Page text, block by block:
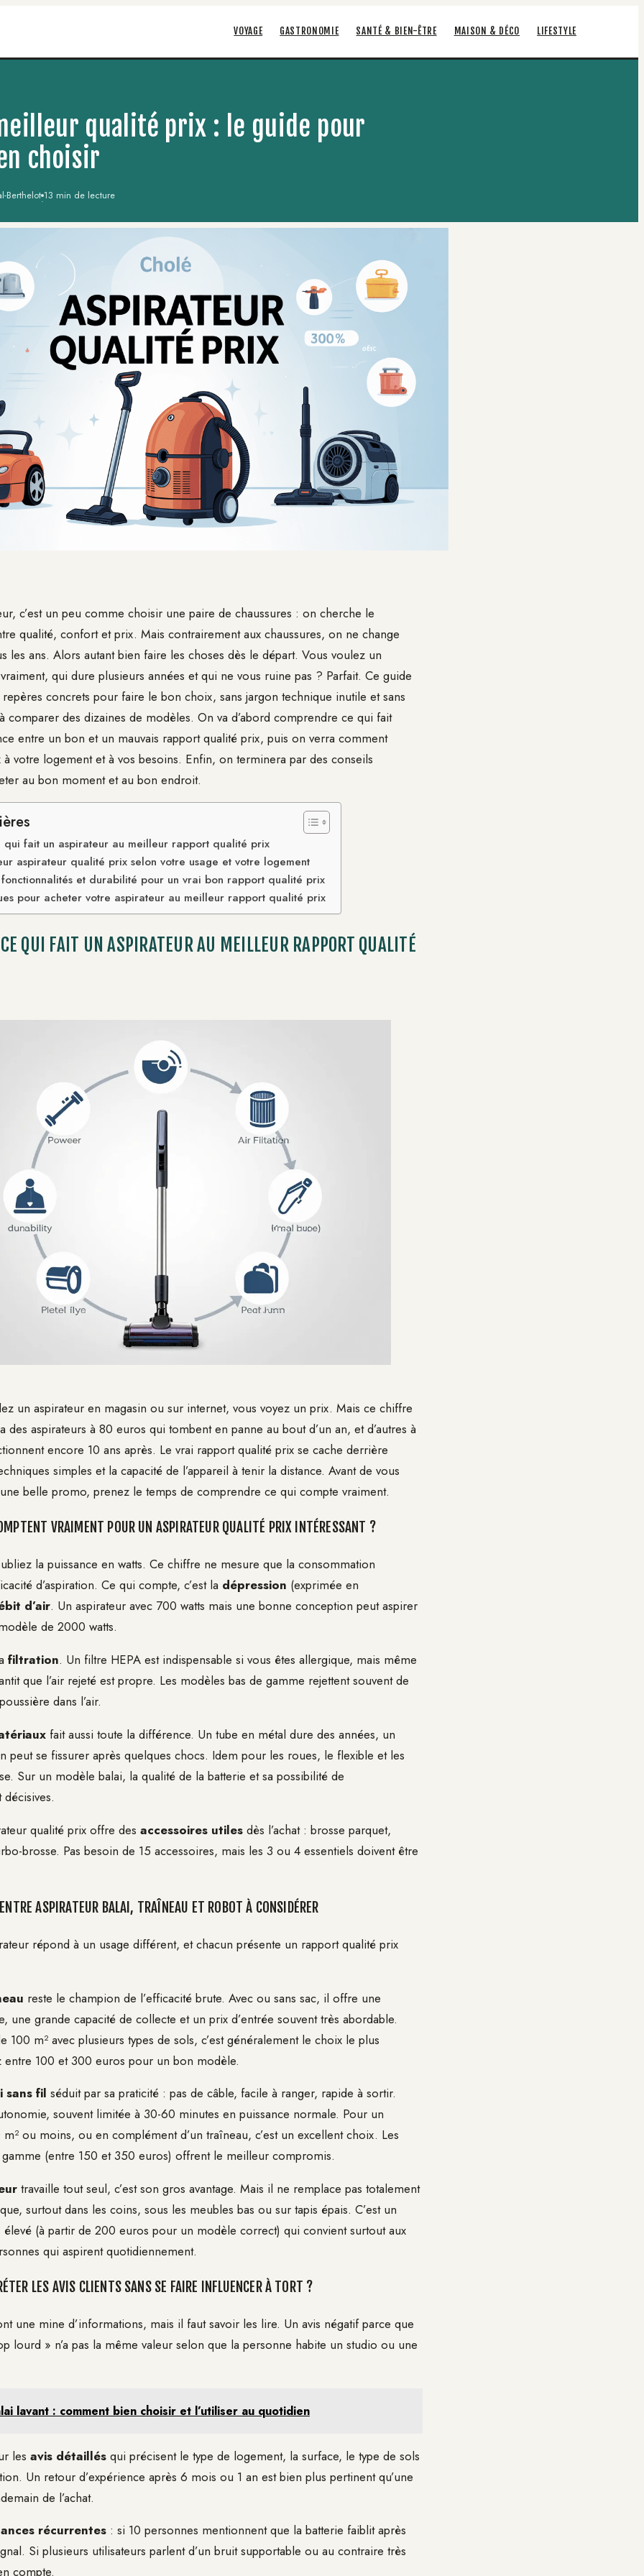
VOYAGE GASTRONOMIE SANTÉ & BIEN-ÊTRE MAISON & DÉCO LIFESTYLE
qualité prix : le guide pour
choisir
Berthelot·13 min de lecture
c’est un peu comme choisir une paire de chaussures : on cherche le
qualité, confort et prix. Mais contrairement aux chaussures, on ne change
les ans. Alors autant bien faire les choses dès le départ. Vous voulez un
qui dure plusieurs années et qui ne vous ruine pas ? Parfait. Ce guide
concrets pour faire le bon choix, sans jargon technique inutile et sans
comparer des dizaines de modèles. On va d’abord comprendre ce qui fait
entre un bon et un mauvais rapport qualité prix, puis on verra comment
votre logement et à vos besoins. Enfin, on terminera par des conseils
au bon moment et au bon endroit.
fait un aspirateur au meilleur rapport qualité prix
aspirateur qualité prix selon votre usage et votre logement
et durabilité pour un vrai bon rapport qualité prix
pour acheter votre aspirateur au meilleur rapport qualité prix
QUI FAIT UN ASPIRATEUR AU MEILLEUR RAPPORT QUALITÉ
un aspirateur en magasin ou sur internet, vous voyez un prix. Mais ce chiffre
des aspirateurs à 80 euros qui tombent en panne au bout d’un an, et d’autres à
encore 10 ans après. Le vrai rapport qualité prix se cache derrière
simples et la capacité de l’appareil à tenir la distance. Avant de vous
belle promo, prenez le temps de comprendre ce qui compte vraiment.
VRAIMENT POUR UN ASPIRATEUR QUALITÉ PRIX INTÉRESSANT ?
la puissance en watts. Ce chiffre ne mesure que la consommation
d’aspiration. Ce qui compte, c’est la dépression (exprimée en
d’air. Un aspirateur avec 700 watts mais une bonne conception peut aspirer
de 2000 watts.
filtration. Un filtre HEPA est indispensable si vous êtes allergique, mais même
que l’air rejeté est propre. Les modèles bas de gamme rejettent souvent de
dans l’air.
fait aussi toute la différence. Un tube en métal dure des années, un
peut se fissurer après quelques chocs. Idem pour les roues, le flexible et les
Sur un modèle balai, la qualité de la batterie et sa possibilité de
qualité prix offre des accessoires utiles dès l’achat : brosse parquet,
brosse. Pas besoin de 15 accessoires, mais les 3 ou 4 essentiels doivent être
ASPIRATEUR BALAI, TRAÎNEAU ET ROBOT À CONSIDÉRER
répond à un usage différent, et chacun présente un rapport qualité prix
reste le champion de l’efficacité brute. Avec ou sans sac, il offre une
une grande capacité de collecte et un prix d’entrée souvent très abordable.
100 m² avec plusieurs types de sols, c’est généralement le choix le plus
entre 100 et 300 euros pour un bon modèle.
sans fil séduit par sa praticité : pas de câble, facile à ranger, rapide à sortir.
souvent limitée à 30-60 minutes en puissance normale. Pour un
ou moins, ou en complément d’un traîneau, c’est un excellent choix. Les
(entre 150 et 350 euros) offrent le meilleur compromis.
travaille tout seul, c’est son gros avantage. Mais il ne remplace pas totalement
surtout dans les coins, sous les meubles bas ou sur tapis épais. C’est un
élevé (à partir de 200 euros pour un modèle correct) qui convient surtout aux
qui aspirent quotidiennement.
LES AVIS CLIENTS SANS SE FAIRE INFLUENCER À TORT ?
une mine d’informations, mais il faut savoir les lire. Un avis négatif parce que
lourd » n’a pas la même valeur selon que la personne habite un studio ou une
lavant : comment bien choisir et l’utiliser au quotidien
les avis détaillés qui précisent le type de logement, la surface, le type de sols
Un retour d’expérience après 6 mois ou 1 an est bien plus pertinent qu’une
de l’achat.
récurrentes : si 10 personnes mentionnent que la batterie faiblit après
Si plusieurs utilisateurs parlent d’un bruit supportable ou au contraire très
compte.